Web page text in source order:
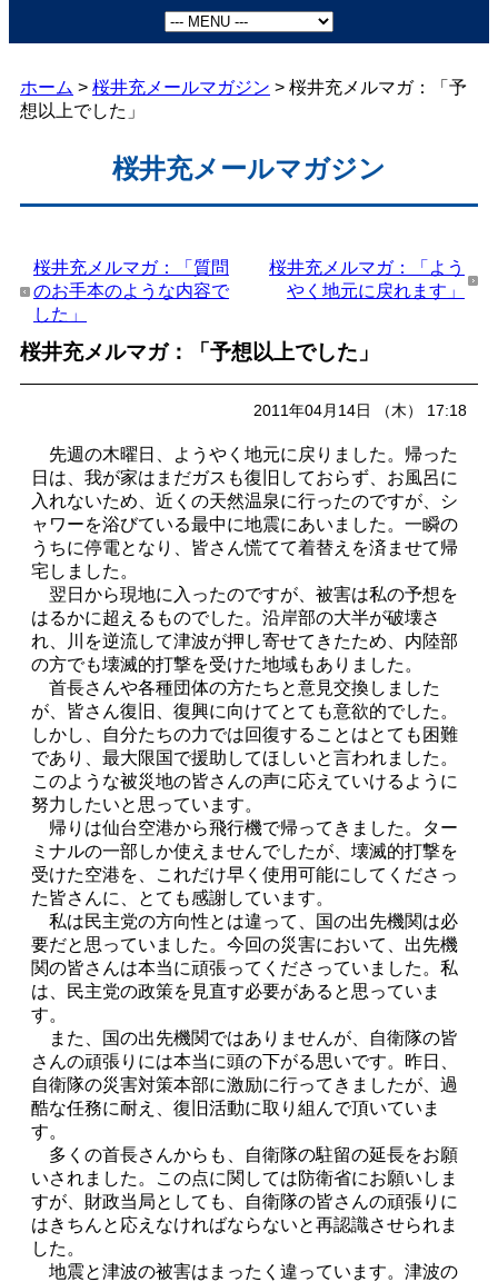
ホーム > 桜井充メールマガジン > 桜井充メルマガ：「予
想以上でした」
桜井充メールマガジン
桜井充メルマガ：「質問
のお手本のような内容で
した」
桜井充メルマガ：「よう
やく地元に戻れます」
桜井充メルマガ：「予想以上でした」
2011年04月14日 （木） 17:18
先週の木曜日、ようやく地元に戻りました。帰った
日は、我が家はまだガスも復旧しておらず、お風呂に
入れないため、近くの天然温泉に行ったのですが、シ
ャワーを浴びている最中に地震にあいました。一瞬の
うちに停電となり、皆さん慌てて着替えを済ませて帰
宅しました。
翌日から現地に入ったのですが、被害は私の予想を
はるかに超えるものでした。沿岸部の大半が破壊さ
れ、川を逆流して津波が押し寄せてきたため、内陸部
の方でも壊滅的打撃を受けた地域もありました。
首長さんや各種団体の方たちと意見交換しました
が、皆さん復旧、復興に向けてとても意欲的でした。
しかし、自分たちの力では回復することはとても困難
であり、最大限国で援助してほしいと言われました。
このような被災地の皆さんの声に応えていけるように
努力したいと思っています。
帰りは仙台空港から飛行機で帰ってきました。ター
ミナルの一部しか使えませんでしたが、壊滅的打撃を
受けた空港を、これだけ早く使用可能にしてくださっ
た皆さんに、とても感謝しています。
私は民主党の方向性とは違って、国の出先機関は必
要だと思っていました。今回の災害において、出先機
関の皆さんは本当に頑張ってくださっていました。私
は、民主党の政策を見直す必要があると思っていま
す。
また、国の出先機関ではありませんが、自衛隊の皆
さんの頑張りには本当に頭の下がる思いです。昨日、
自衛隊の災害対策本部に激励に行ってきましたが、過
酷な任務に耐え、復旧活動に取り組んで頂いていま
す。
多くの首長さんからも、自衛隊の駐留の延長をお願
いされました。この点に関しては防衛省にお願いしま
すが、財政当局としても、自衛隊の皆さんの頑張りに
はきちんと応えなければならないと再認識させられま
した。
地震と津波の被害はまったく違っています。津波の